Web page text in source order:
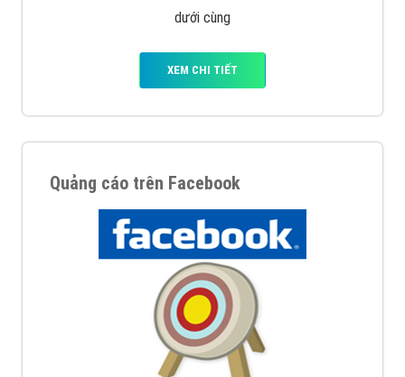
dưới cùng
XEM CHI TIẾT
Quảng cáo trên Facebook